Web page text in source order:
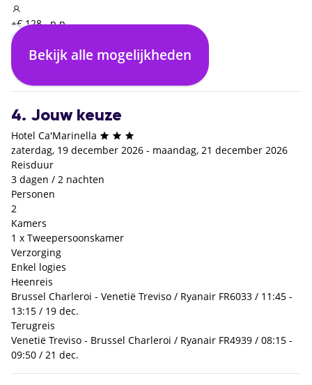
+€ 128,- p.p.
Enkel logies
€ 0,- p.p.
Logies en ontbijt
Bekijk alle mogelijkheden
4. Jouw keuze
Hotel Ca'Marinella
zaterdag, 19 december 2026 - maandag, 21 december 2026
Reisduur
3 dagen / 2 nachten
Personen
2
Kamers
1 x Tweepersoonskamer
Verzorging
Enkel logies
Heenreis
Brussel Charleroi - Venetië Treviso / Ryanair FR6033 / 11:45 -
13:15 / 19 dec.
Terugreis
Venetië Treviso - Brussel Charleroi / Ryanair FR4939 / 08:15 -
09:50 / 21 dec.